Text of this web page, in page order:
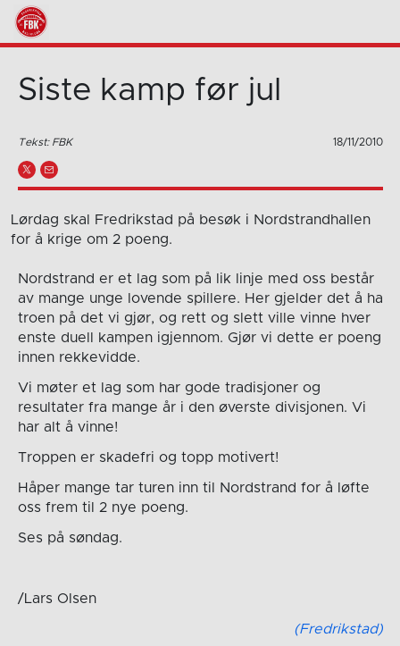
Siste kamp før jul
Tekst: FBK 18/11/2010
Lørdag skal Fredrikstad på besøk i Nordstrandhallen
for å krige om 2 poeng.
Nordstrand er et lag som på lik linje med oss består
av mange unge lovende spillere. Her gjelder det å ha
troen på det vi gjør, og rett og slett ville vinne hver
enste duell kampen igjennom. Gjør vi dette er poeng
innen rekkevidde.
Vi møter et lag som har gode tradisjoner og
resultater fra mange år i den øverste divisjonen. Vi
har alt å vinne!
Troppen er skadefri og topp motivert!
Håper mange tar turen inn til Nordstrand for å løfte
oss frem til 2 nye poeng.
Ses på søndag.
/Lars Olsen
(Fredrikstad)